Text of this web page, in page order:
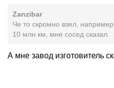
Zanzibar
Че то скромно взял, например
10 млн км, мне сосед сказал.
А мне завод изготовитель